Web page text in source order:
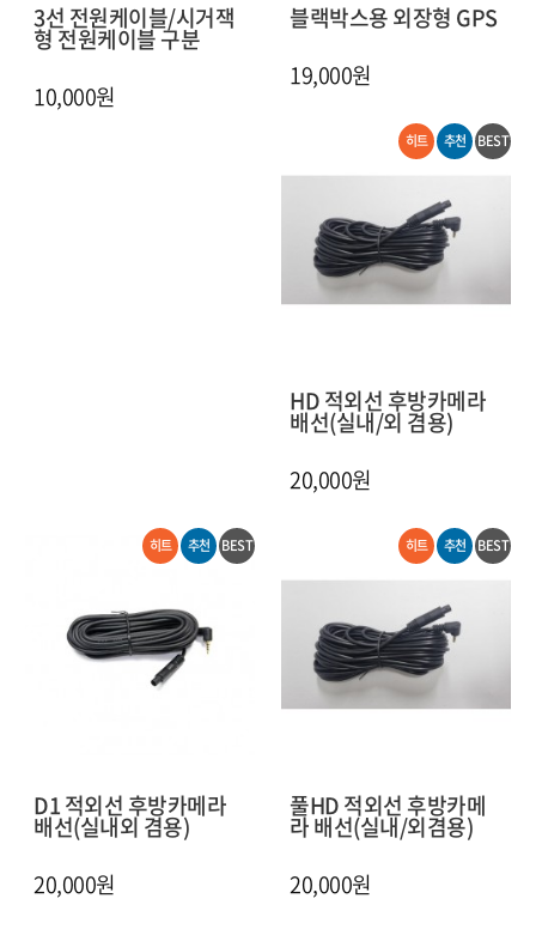
3선 전원케이블/시거잭
형 전원케이블 구분
10,000원
블랙박스용 외장형 GPS
19,000원
HD 적외선 후방카메라
배선(실내/외 겸용)
20,000원
히트 추천 BEST
D1 적외선 후방카메라
배선(실내외 겸용)
20,000원
히트 추천 BEST
풀HD 적외선 후방카메
라 배선(실내/외겸용)
20,000원
히트 추천 BEST